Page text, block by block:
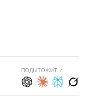
ПОДЫТОЖИТЬ: